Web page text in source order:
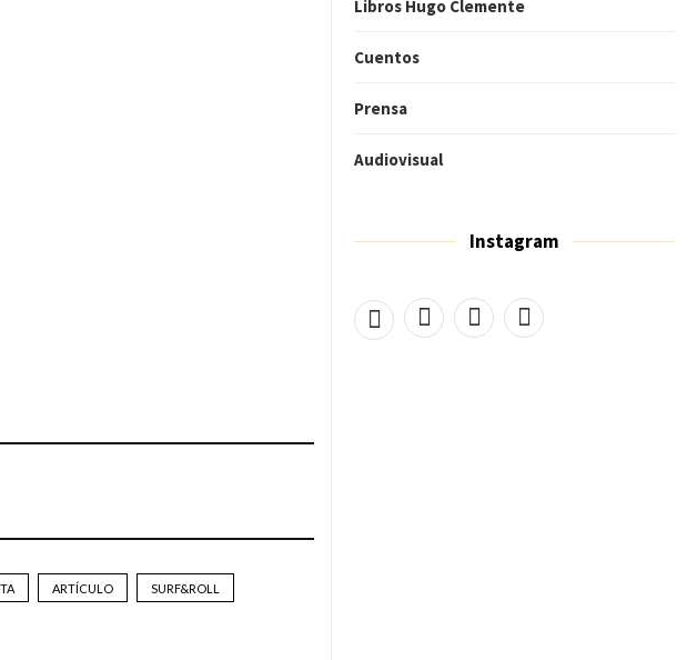
Libros Hugo Clemente
Cuentos
Prensa
Audiovisual
Instagram
ARTÍCULO SURF&ROLL